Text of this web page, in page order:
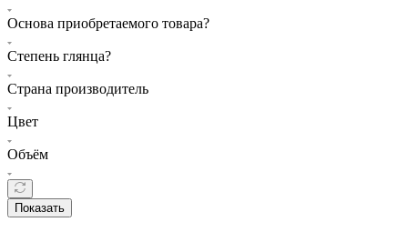
Основа приобретаемого товара?
Степень глянца?
Страна производитель
Цвет
Объём
Показать